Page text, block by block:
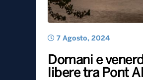
7 Agosto, 2024
Domani e
libere tra Pont